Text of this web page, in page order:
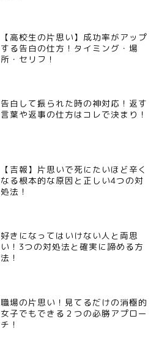
【高校生の片思い】成功率がアップ
する告白の仕方！タイミング・場
所・セリフ！
告白して振られた時の神対応！返す
言葉や返事の仕方はコレで決まり！
【吉報】片思いで死にたいほど辛く
なる根本的な原因と正しい4つの対
処法！
好きになってはいけない人と両思
い！3つの対処法と確実に諦める方
法！
職場の片思い！見てるだけの消極的
女子でもできる２つの必勝アプロー
チ！